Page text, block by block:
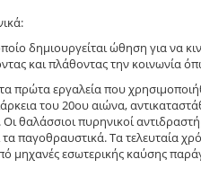
δημιουργείται ώθηση για να
και πλάθοντας την κοινωνία
πρώτα εργαλεία που
του 20ου αιώνα,
Οι θαλάσσιοι πυρηνικοί
παγοθραυστικά. Τα τελευταία
μηχανές εσωτερικής καύσης